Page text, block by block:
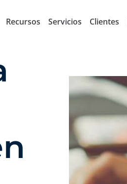
Recursos Servicios Clientes